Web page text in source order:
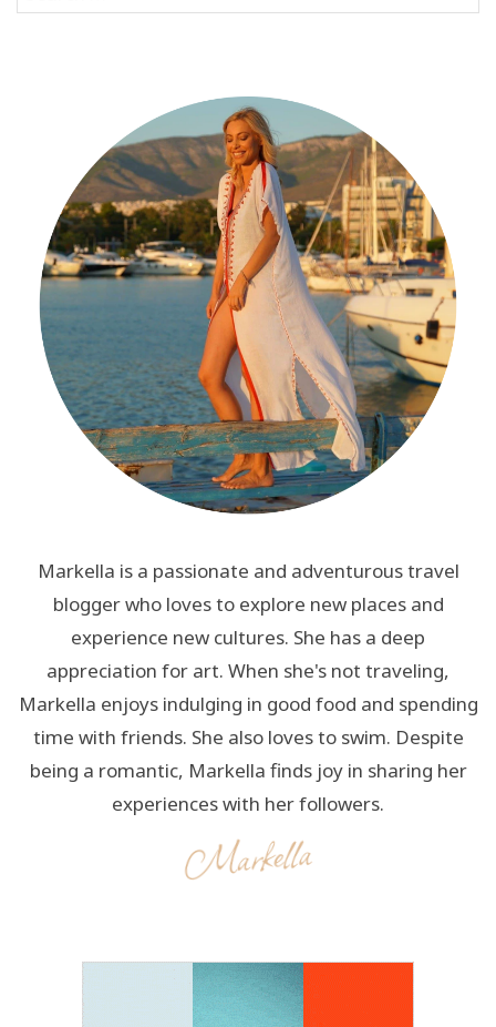
for:
Markella is a passionate and adventurous travel
blogger who loves to explore new places and
experience new cultures. She has a deep
appreciation for art. When she's not traveling,
Markella enjoys indulging in good food and spending
time with friends. She also loves to swim. Despite
being a romantic, Markella finds joy in sharing her
experiences with her followers.